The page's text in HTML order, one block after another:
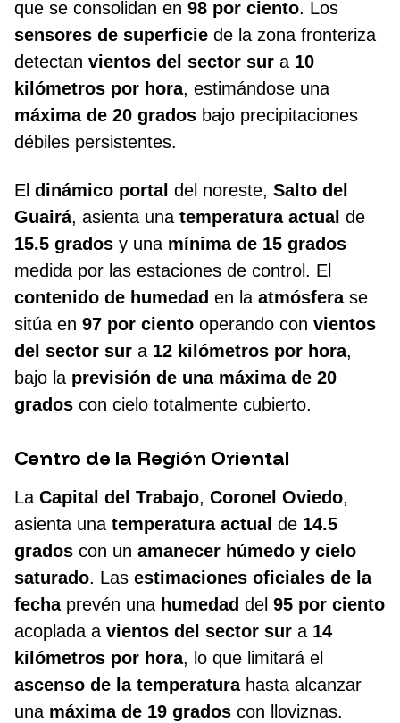
que se consolidan en 98 por ciento. Los
sensores de superficie de la zona fronteriza
detectan vientos del sector sur a 10
kilómetros por hora, estimándose una
máxima de 20 grados bajo precipitaciones
débiles persistentes.
El dinámico portal del noreste, Salto del
Guairá, asienta una temperatura actual de
15.5 grados y una mínima de 15 grados
medida por las estaciones de control. El
contenido de humedad en la atmósferase
sitúa en 97 por ciento operando con vientos
del sector sur a 12 kilómetros por hora,
bajo la previsión de una máxima de 20
grados con cielo totalmente cubierto.
Centro de la Región Oriental
La Capital del Trabajo, Coronel Oviedo,
asienta una temperatura actual de 14.5
grados con un amanecer húmedo y cielo
saturado. Las estimaciones oficiales de la
fechaprevén una humedad del 95 por ciento
acoplada a vientos del sector sur a 14
kilómetros por hora, lo que limitará el
ascenso de la temperaturahasta alcanzar
una máxima de 19 grados con lloviznas.